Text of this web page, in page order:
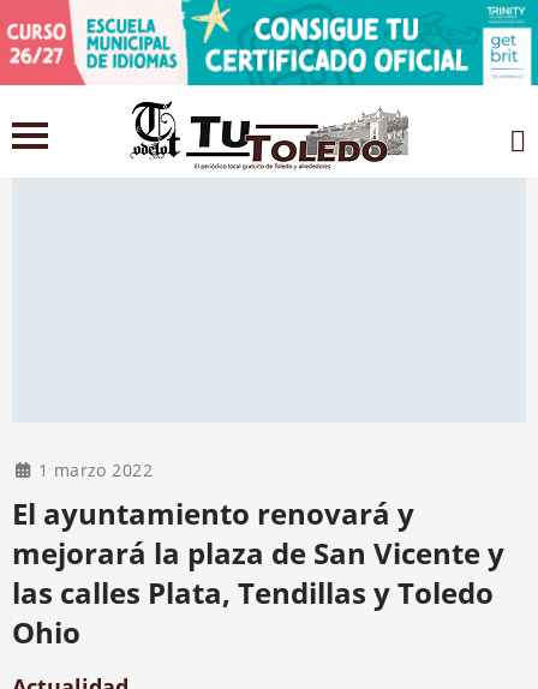
1 marzo 2022
El ayuntamiento renovará y
mejorará la plaza de San Vicente y
las calles Plata, Tendillas y Toledo
Ohio